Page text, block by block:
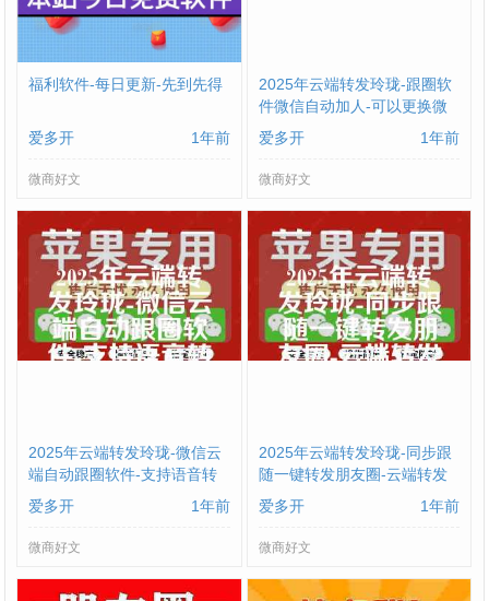
福利软件-每日更新-先到先得
爱多开 1年前
微商好文
2025年云端转发玲珑-跟圈软
件微信自动加人-可以更换微
信
爱多开 1年前
微商好文
2025年云端转发玲珑-微信云
端自动跟圈软件-支持语音转
发
爱多开 1年前
微商好文
2025年云端转发玲珑-同步跟
随一键转发朋友圈-云端转发
软件
爱多开 1年前
微商好文